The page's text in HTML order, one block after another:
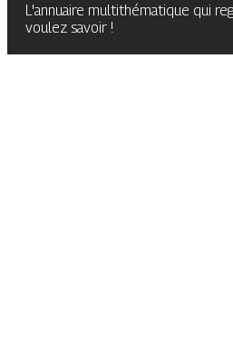
L'annuaire multithématique qui
voulez savoir !